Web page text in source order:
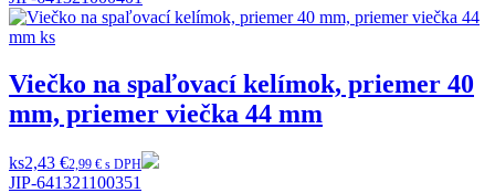
Viečko na spaľovací kelímok, priemer 40
mm, priemer viečka 44 mm
ks2,43 €2,99 € s DPH
JIP-641321100351